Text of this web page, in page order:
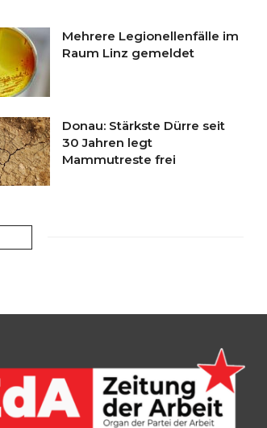
Mehrere Legionellenfälle im
Raum Linz gemeldet
Donau: Stärkste Dürre seit
30 Jahren legt
Mammutreste frei